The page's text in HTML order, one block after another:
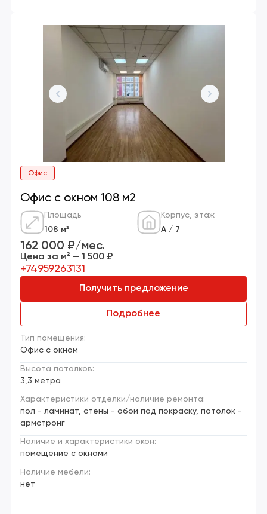
Офис
Офис с окном 108 м2
Площадь
108 м²
Корпус, этаж
А / 7
Тип помещения:
Офис с окном
Высота потолков:
3,3 метра
Характеристики отделки/наличие ремонта:
пол - ламинат, стены - обои под покраску, потолок -
армстронг
Наличие и характеристики окон:
помещение с окнами
Наличие мебели:
нет
162 000 ₽/мес.
Цена за м² — 1 500 ₽
+74959263131
Получить предложение
Подробнее